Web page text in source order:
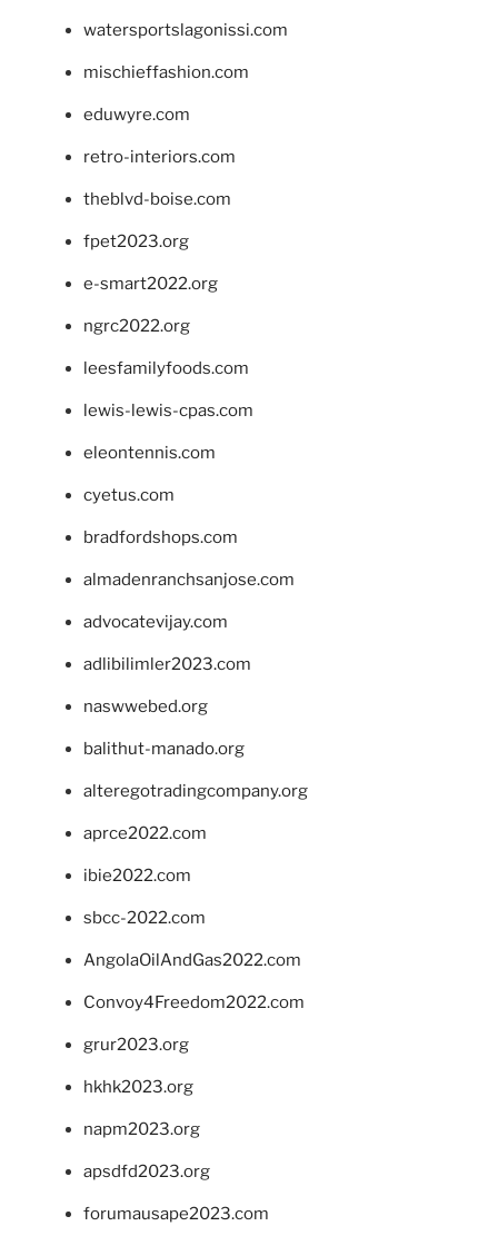
watersportslagonissi.com
mischieffashion.com
eduwyre.com
retro-interiors.com
theblvd-boise.com
fpet2023.org
e-smart2022.org
ngrc2022.org
leesfamilyfoods.com
lewis-lewis-cpas.com
eleontennis.com
cyetus.com
bradfordshops.com
almadenranchsanjose.com
advocatevijay.com
adlibilimler2023.com
naswwebed.org
balithut-manado.org
alteregotradingcompany.org
aprce2022.com
ibie2022.com
sbcc-2022.com
AngolaOilAndGas2022.com
Convoy4Freedom2022.com
grur2023.org
hkhk2023.org
napm2023.org
apsdfd2023.org
forumausape2023.com